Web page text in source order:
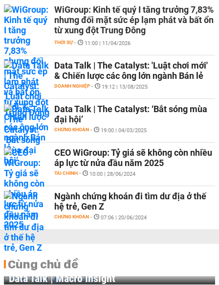
WiGroup: Kinh tế quý I tăng trưởng 7,83%
nhưng đối mặt sức ép lạm phát và bất ổn
từ xung đột Trung Đông
THỜI SỰ - 11:00 | 11/04/2026
Data Talk | The Catalyst: 'Luật chơi mới'
& Chiến lược các ông lớn ngành Bán lẻ
DOANH NGHIỆP - 19:12 | 13/08/2025
Data Talk | The Catalyst: ‘Bắt sóng mùa
đại hội’
CHỨNG KHOÁN - 19:00 | 04/03/2025
CEO WiGroup: Tỷ giá sẽ không còn nhiều
áp lực từ nửa đầu năm 2025
TÀI CHÍNH - 10:00 | 28/06/2024
Ngành chứng khoán đi tìm dư địa ở thế
hệ trẻ, Gen Z
CHỨNG KHOÁN - 07:06 | 20/06/2024
Cùng chủ đề
Data Talk | Macro Insight